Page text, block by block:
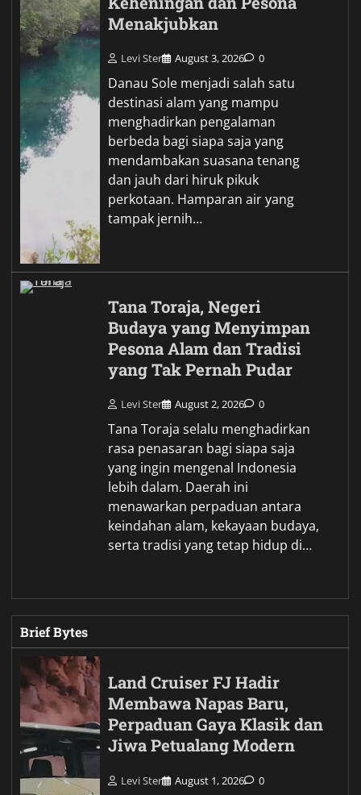
Menakjubkan
Levi Ster August 3, 2026 0
Danau Sole menjadi salah satu
destinasi alam yang mampu
menghadirkan pengalaman
berbeda bagi siapa saja yang
mendambakan suasana tenang
dan jauh dari hiruk pikuk
perkotaan. Hamparan air yang
tampak jernih…
Tana Toraja, Negeri
Budaya yang Menyimpan
Pesona Alam dan Tradisi
yang Tak Pernah Pudar
Levi Ster August 2, 2026 0
Tana Toraja selalu menghadirkan
rasa penasaran bagi siapa saja
yang ingin mengenal Indonesia
lebih dalam. Daerah ini
menawarkan perpaduan antara
keindahan alam, kekayaan budaya,
serta tradisi yang tetap hidup di…
Brief Bytes
Land Cruiser FJ Hadir
Membawa Napas Baru,
Perpaduan Gaya Klasik dan
Jiwa Petualang Modern
Levi Ster August 1, 2026 0